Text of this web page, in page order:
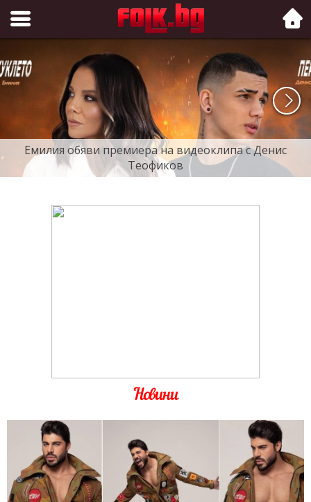
Folk.bg
Емилия обяви премиера на видеоклипа с Денис
Теофиков
Новини